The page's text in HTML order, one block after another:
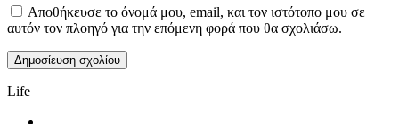
Αποθήκευσε το όνομά μου, email, και τον ιστότοπο μου σε
αυτόν τον πλοηγό για την επόμενη φορά που θα σχολιάσω.
Life